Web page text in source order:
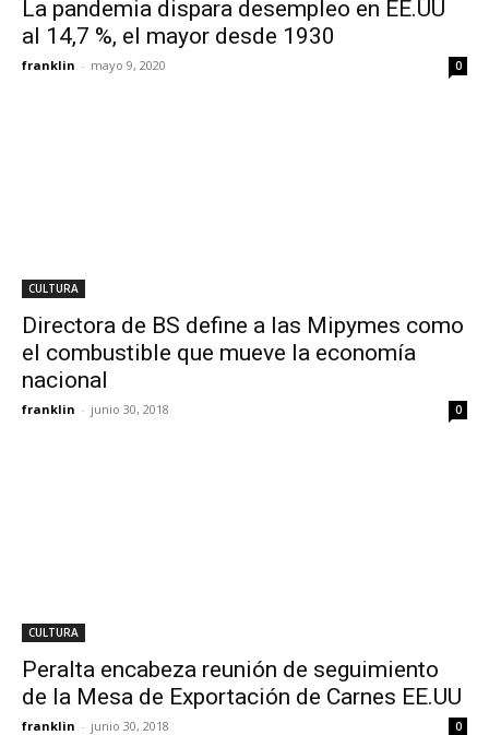
La pandemia dispara desempleo en EE.UU
al 14,7 %, el mayor desde 1930
franklin - mayo 9, 2020 0
CULTURA
Directora de BS define a las Mipymes como
el combustible que mueve la economía
nacional
franklin - junio 30, 2018 0
CULTURA
Peralta encabeza reunión de seguimiento
de la Mesa de Exportación de Carnes EE.UU
franklin - junio 30, 2018 0